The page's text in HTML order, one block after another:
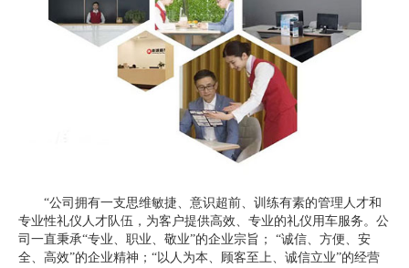
“公司拥有一支思维敏捷、意识超前、训练有素的管理人才和
专业性礼仪人才队伍，为客户提供高效、专业的礼仪用车服务。公
司一直秉承“专业、职业、敬业”的企业宗旨； “诚信、方便、安
全、高效”的企业精神；“以人为本、顾客至上、诚信立业”的经营